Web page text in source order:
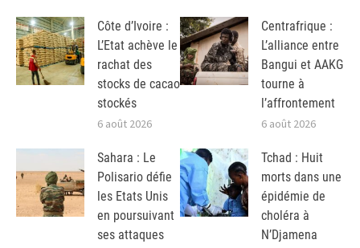
Côte d’Ivoire :
L’Etat achève le
rachat des
stocks de cacao
stockés
6 août 2026
Centrafrique :
L’alliance entre
Bangui et AAKG
tourne à
l’affrontement
6 août 2026
Sahara : Le
Polisario défie
les Etats Unis
en poursuivant
ses attaques
Tchad : Huit
morts dans une
épidémie de
choléra à
N’Djamena